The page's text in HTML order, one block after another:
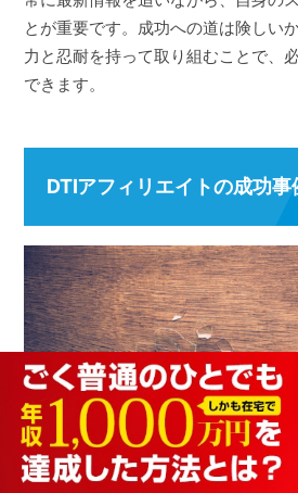
とが重要です。成功への道は険しい
力と忍耐を持って取り組むことで、
できます。
DTIアフィリエイトの成功事